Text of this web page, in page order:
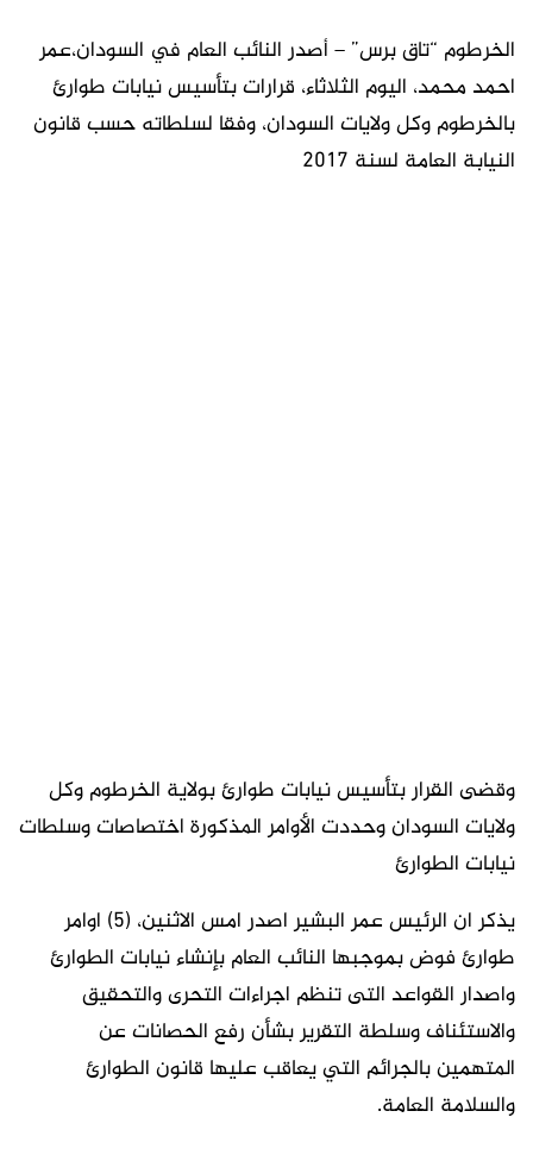
الخرطوم “تاق برس” – أصدر النائب العام في السودان،عمر
احمد محمد، اليوم الثلاثاء، قرارات بتأسيس نيابات طوارئ
بالخرطوم وكل ولايات السودان، وفقا لسلطاته حسب قانون
النيابة العامة لسنة 2017
وقضى القرار بتأسيس نيابات طوارئ بولاية الخرطوم وكل
ولايات السودان وحددت الأوامر المذكورة اختصاصات وسلطات
نيابات الطوارئ
يذكر ان الرئيس عمر البشير اصدر امس الاثنين، (5) اوامر
طوارئ فوض بموجبها النائب العام بإنشاء نيابات الطوارئ
واصدار القواعد التى تنظم اجراءات التحرى والتحقيق
والاستئناف وسلطة التقرير بشأن رفع الحصانات عن
المتهمين بالجرائم التي يعاقب عليها قانون الطوارئ
والسلامة العامة.